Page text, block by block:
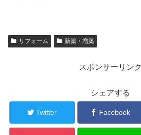
リフォーム 新築・増築
スポンサーリンク
シェアする
Twitter Facebook